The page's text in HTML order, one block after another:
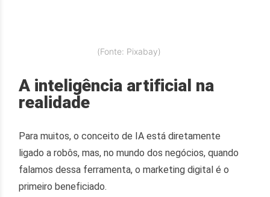
(Fonte: Pixabay)
A inteligência artificial na
realidade
Para muitos, o conceito de IA está diretamente
ligado a robôs, mas, no mundo dos negócios, quando
falamos dessa ferramenta, o marketing digital é o
primeiro beneficiado.